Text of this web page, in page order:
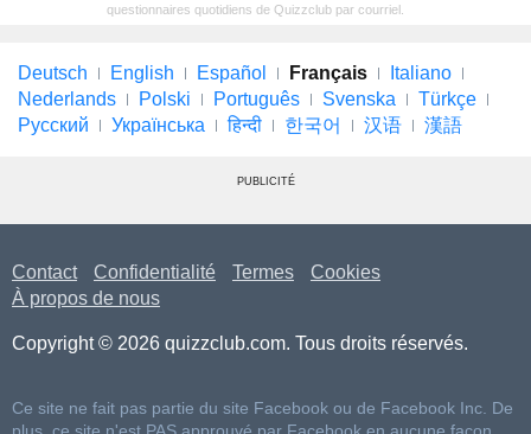
questionnaires quotidiens de Quizzclub par courriel.
Deutsch English Español Français
Italiano
Nederlands
Polski Português Svenska
Türkçe
Русский
Українська हिन्दी 한국어 汉语 漢語
PUBLICITÉ
Contact Confidentialité Termes
Cookies
À propos de nous
Copyright © 2026 quizzclub.com. Tous droits réservés.
Ce site ne fait pas partie du site Facebook ou de Facebook Inc. De
plus, ce site n'est PAS approuvé par Facebook en aucune façon.